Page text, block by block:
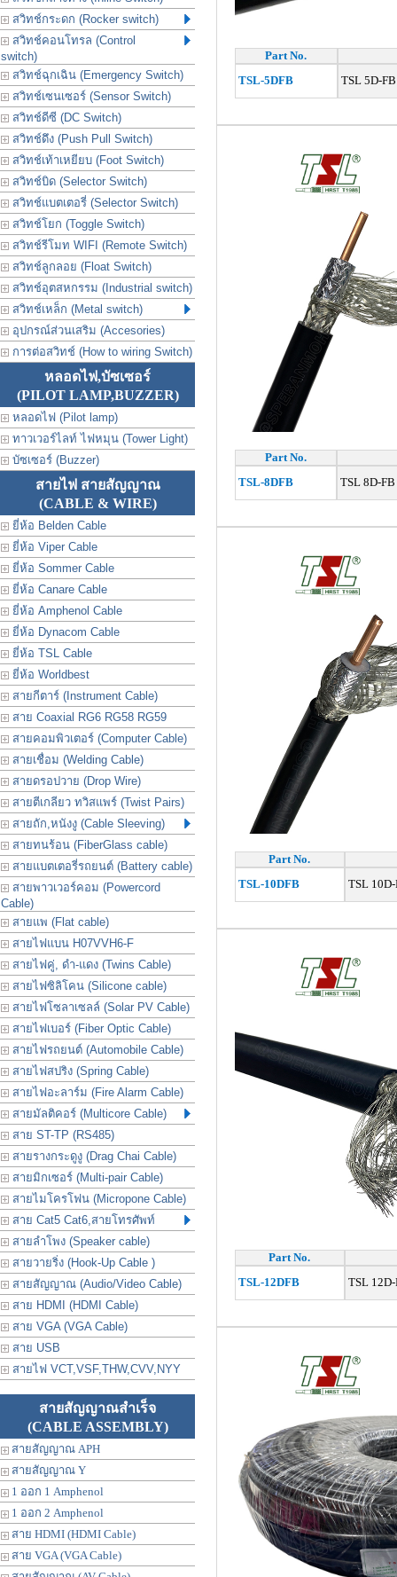
สวิทช์กระดก (Rocker switch)
สวิทช์คอนโทรล (Control
switch)
สวิทช์ฉุกเฉิน (Emergency Switch)
สวิทช์เซนเซอร์ (Sensor Switch)
สวิทช์ดีซี (DC Switch)
สวิทช์ดึง (Push Pull Switch)
สวิทช์เท้าเหยียบ (Foot Switch)
สวิทช์บิด (Selector Switch)
สวิทช์แบตเตอรี่ (Selector Switch)
สวิทช์โยก (Toggle Switch)
สวิทช์รีโมท WIFI (Remote Switch)
สวิทช์ลูกลอย (Float Switch)
สวิทช์อุตสหกรรม (Industrial switch)
สวิทช์เหล็ก (Metal switch)
อุปกรณ์ส่วนเสริม (Accesories)
การต่อสวิทช์ (How to wiring Switch)
หลอดไฟ,บัซเซอร์
(PILOT LAMP,BUZZER)
หลอดไฟ (Pilot lamp)
ทาวเวอร์ไลท์ ไฟหมุน (Tower Light)
บัซเซอร์ (Buzzer)
สายไฟ สายสัญญาณ
(CABLE & WIRE)
ยี่ห้อ Belden Cable
ยี่ห้อ Viper Cable
ยี่ห้อ Sommer Cable
ยี่ห้อ Canare Cable
ยี่ห้อ Amphenol Cable
ยี่ห้อ Dynacom Cable
ยี่ห้อ TSL Cable
ยี่ห้อ Worldbest
สายกีตาร์ (Instrument Cable)
สาย Coaxial RG6 RG58 RG59
สายคอมพิวเตอร์ (Computer Cable)
สายเชื่อม (Welding Cable)
สายดรอปวาย (Drop Wire)
สายตีเกลียว ทวิสแพร์ (Twist Pairs)
สายถัก,หนังงู (Cable Sleeving)
สายทนร้อน (FiberGlass cable)
สายแบตเตอรี่รถยนต์ (Battery cable)
สายพาวเวอร์คอม (Powercord
Cable)
สายแพ (Flat cable)
สายไฟแบน H07VVH6-F
สายไฟคู่, ดำ-แดง (Twins Cable)
สายไฟซิลิโคน (Silicone cable)
สายไฟโซลาเซลล์ (Solar PV Cable)
สายไฟเบอร์ (Fiber Optic Cable)
สายไฟรถยนต์ (Automobile Cable)
สายไฟสปริง (Spring Cable)
สายไฟอะลาร์ม (Fire Alarm Cable)
สายมัลติคอร์ (Multicore Cable)
สาย ST-TP (RS485)
สายรางกระดูงู (Drag Chai Cable)
สายมิกเซอร์ (Multi-pair Cable)
สายไมโครโฟน (Micropone Cable)
สาย Cat5 Cat6,สายโทรศัพท์
สายลำโพง (Speaker cable)
สายวายริ่ง (Hook-Up Cable )
สายสัญญาณ (Audio/Video Cable)
สาย HDMI (HDMI Cable)
สาย VGA (VGA Cable)
สาย USB
สายไฟ VCT,VSF,THW,CVV,NYY
สายสัญญาณสำเร็จ
(CABLE ASSEMBLY)
สายสัญญาณ APH
สายสัญญาณ Y
1 ออก 1 Amphenol
1 ออก 2 Amphenol
สาย HDMI (HDMI Cable)
สาย VGA (VGA Cable)
Part No.
TSL-5DFB
TSL
Part No.
TSL-8DFB
TSL
Part No.
TSL-10DFB
TSL
Part No.
TSL-12DFB
TSL